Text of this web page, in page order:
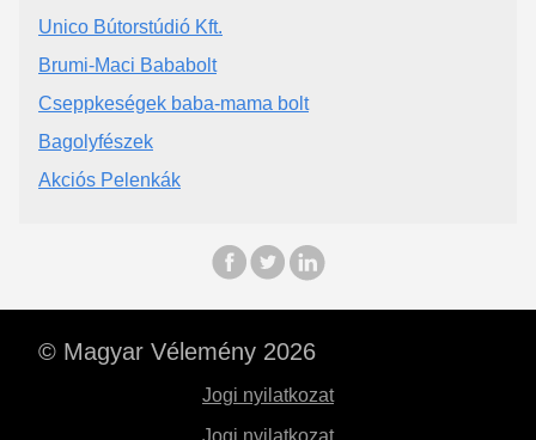
Unico Bútorstúdió Kft.
Brumi-Maci Bababolt
Cseppkeségek baba-mama bolt
Bagolyfészek
Akciós Pelenkák
© Magyar Vélemény 2026
Jogi nyilatkozat
Jogi nyilatkozat